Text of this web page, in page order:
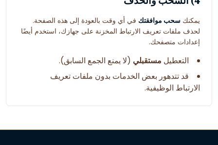
يمكنك سحب موافقتك في أي وقت بالعودة إلى هذه الصفحة.
لحذف ملفات تعريف الارتباط المخزنة على جهازك، استخدم أيضًا
إعدادات متصفحك.
التعطيل مستقبلي (لا يمنع الجمع السابق).
قد تتدهور بعض الخدمات بدون ملفات تعريف
الارتباط الوظيفية.